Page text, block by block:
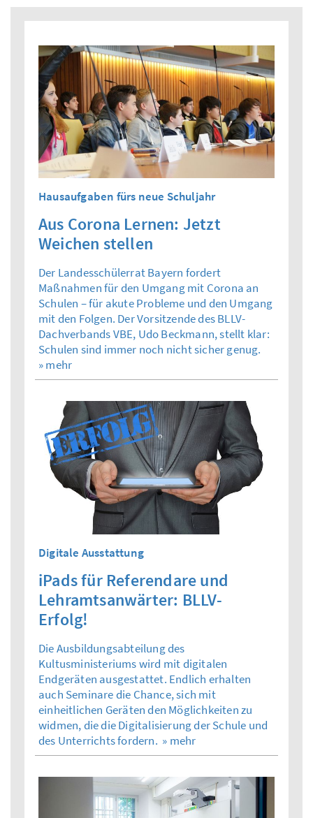
Hausaufgaben fürs neue Schuljahr
Aus Corona Lernen: Jetzt
Weichen stellen
Der Landesschülerrat Bayern fordert
Maßnahmen für den Umgang mit Corona an
Schulen – für akute Probleme und den Umgang
mit den Folgen. Der Vorsitzende des BLLV-
Dachverbands VBE, Udo Beckmann, stellt klar:
Schulen sind immer noch nicht sicher genug.
» mehr
Digitale Ausstattung
iPads für Referendare und
Lehramtsanwärter: BLLV-
Erfolg!
Die Ausbildungsabteilung des
Kultusministeriums wird mit digitalen
Endgeräten ausgestattet. Endlich erhalten
auch Seminare die Chance, sich mit
einheitlichen Geräten den Möglichkeiten zu
widmen, die die Digitalisierung der Schule und
des Unterrichts fordern. » mehr